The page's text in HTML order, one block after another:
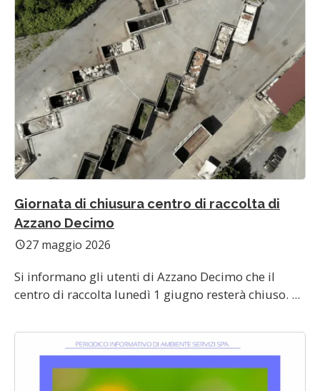
Giornata di chiusura centro di raccolta di
Azzano Decimo
schedule27 maggio 2026
Si informano gli utenti di Azzano Decimo che il
centro di raccolta lunedì 1 giugno resterà chiuso. ...